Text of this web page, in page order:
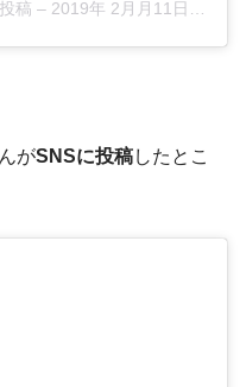
稿 – 2019年 2月月11日午前4時11分PST
がSNSに投稿したとこ